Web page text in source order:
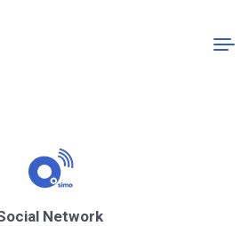
Network